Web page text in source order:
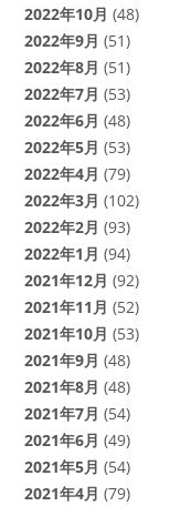
2022年10月 (48)
2022年9月 (51)
2022年8月 (51)
2022年7月 (53)
2022年6月 (48)
2022年5月 (53)
2022年4月 (79)
2022年3月 (102)
2022年2月 (93)
2022年1月 (94)
2021年12月 (92)
2021年11月 (52)
2021年10月 (53)
2021年9月 (48)
2021年8月 (48)
2021年7月 (54)
2021年6月 (49)
2021年5月 (54)
2021年4月 (79)